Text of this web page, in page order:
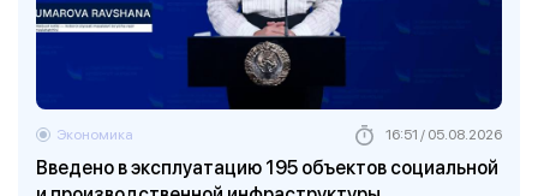
Введено в эксплуатацию 195 объектов социальной
Экономика 16:51 / 05.08.2026